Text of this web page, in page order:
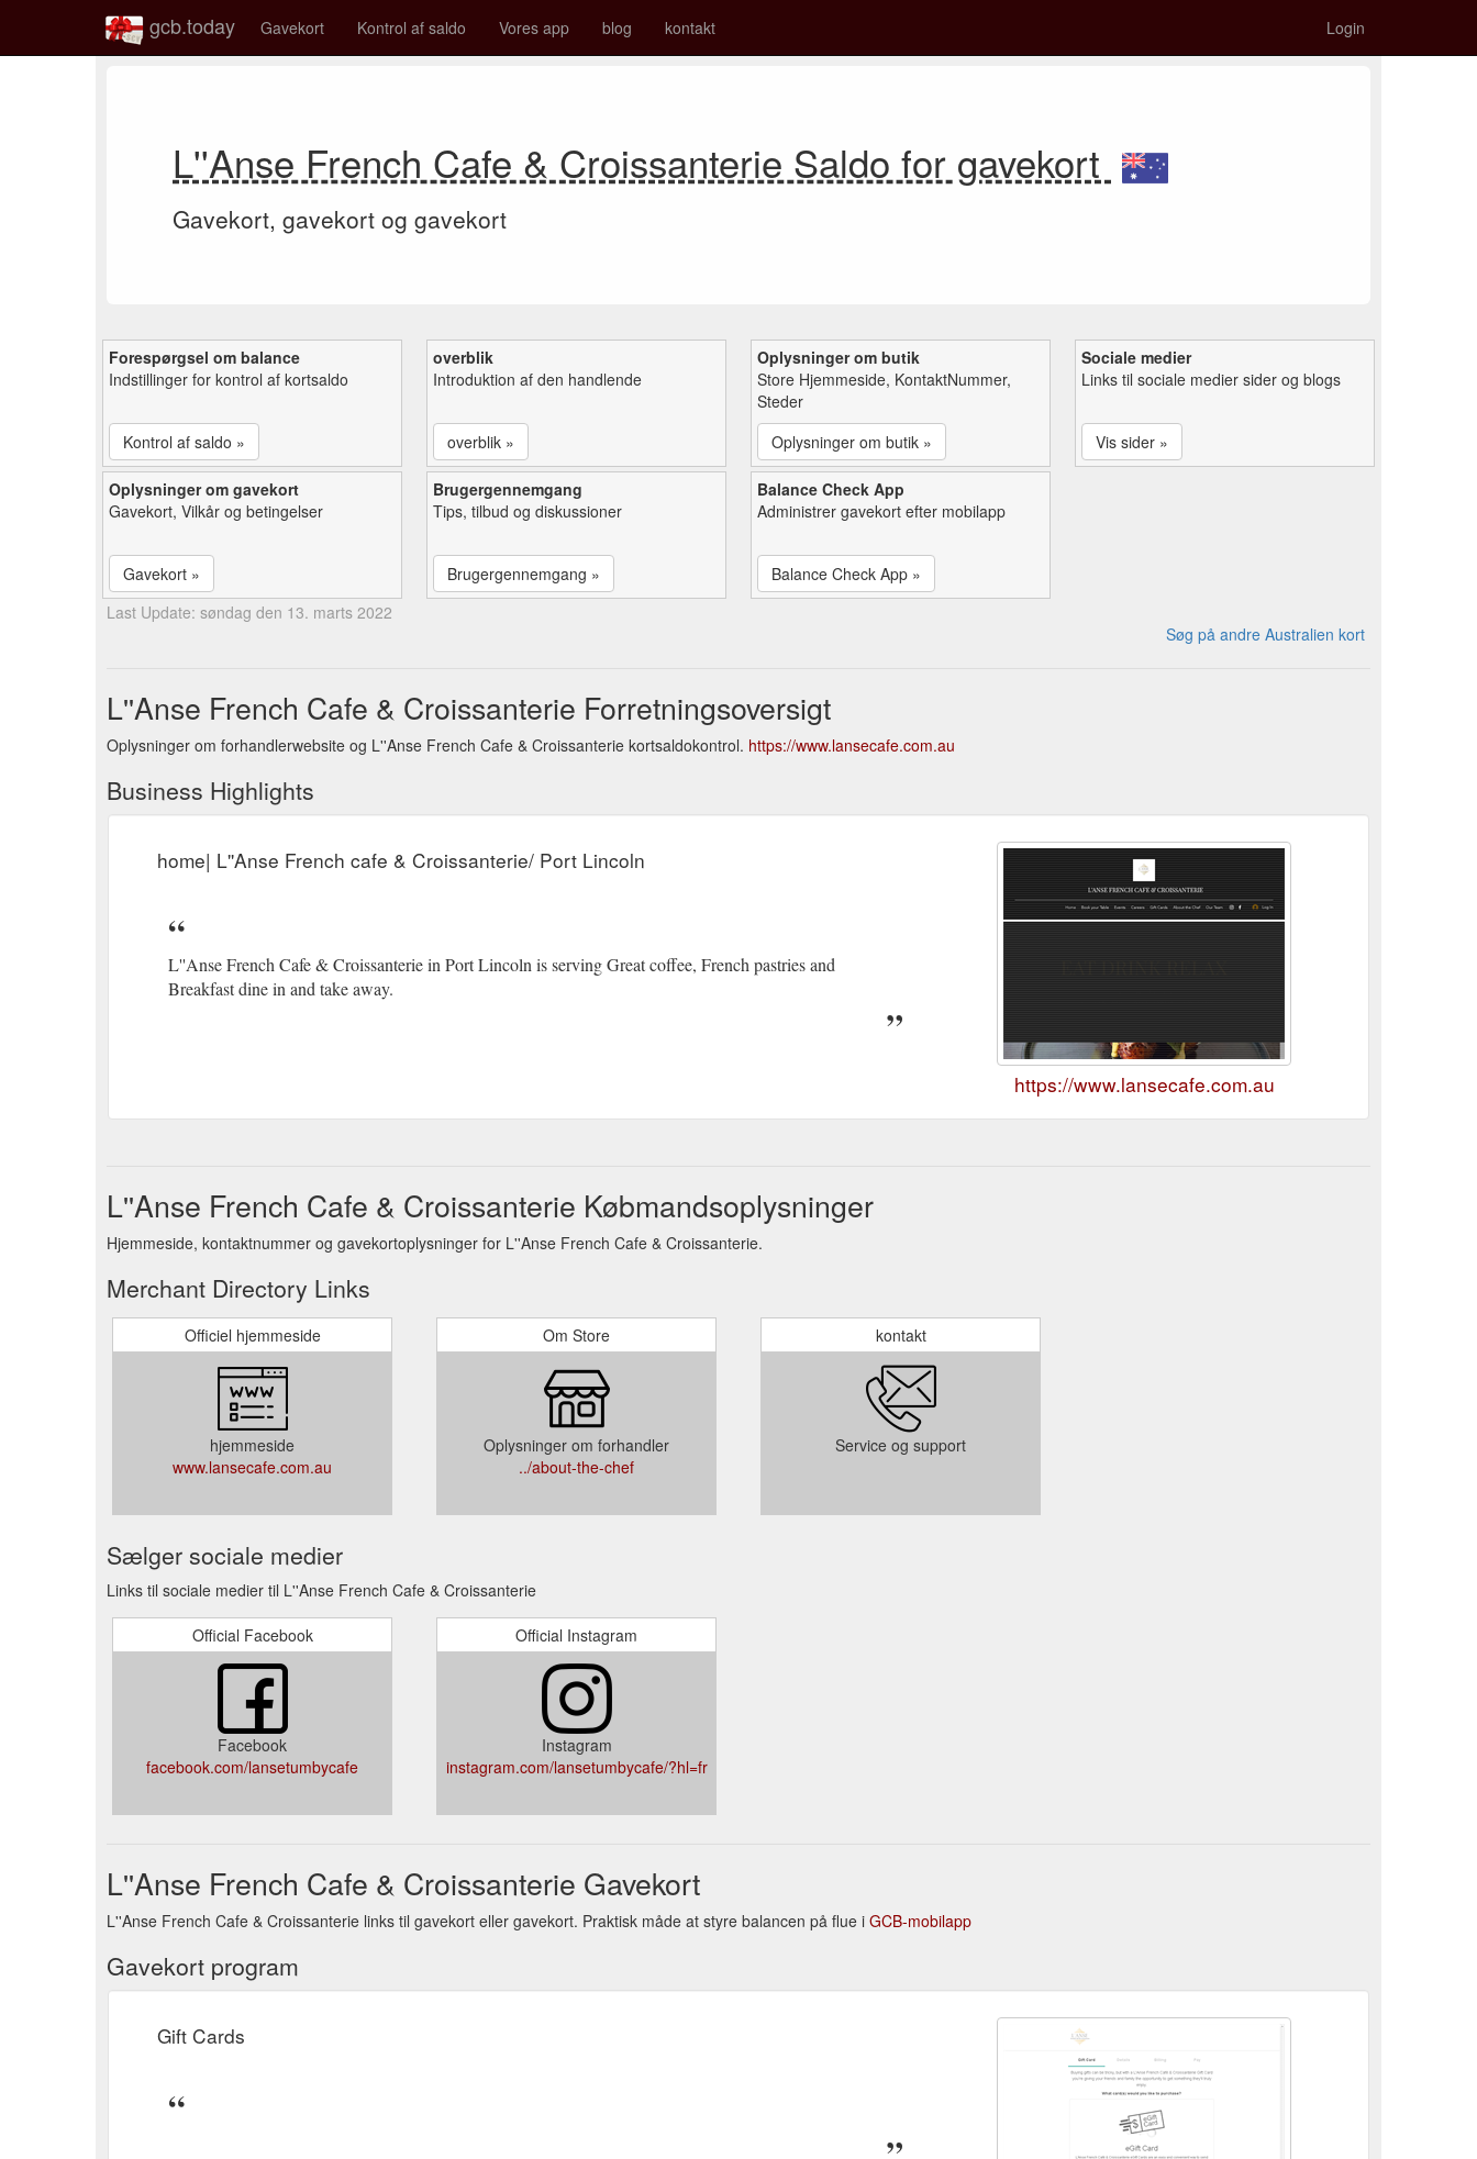
gcb.today Gavekort Kontrol af saldo Vores app blog kontakt Login
L''Anse French Cafe & Croissanterie Saldo for gavekort
Gavekort, gavekort og gavekort
Forespørgsel om balance
Indstillinger for kontrol af kortsaldo
Kontrol af saldo »
overblik
Introduktion af den handlende
overblik »
Oplysninger om butik
Store Hjemmeside, KontaktNummer,
Steder
Oplysninger om butik »
Sociale medier
Links til sociale medier sider og blogs
Vis sider »
Oplysninger om gavekort
Gavekort, Vilkår og betingelser
Gavekort »
Brugergennemgang
Tips, tilbud og diskussioner
Brugergennemgang »
Balance Check App
Administrer gavekort efter mobilapp
Balance Check App »
Last Update: søndag den 13. marts 2022
Søg på andre Australien kort
L''Anse French Cafe & Croissanterie Forretningsoversigt
Oplysninger om forhandlerwebsite og L''Anse French Cafe & Croissanterie kortsaldokontrol. https://www.lansecafe.com.au
Business Highlights
home| L''Anse French cafe & Croissanterie/ Port Lincoln
L''Anse French Cafe & Croissanterie in Port Lincoln is serving Great coffee, French pastries and
Breakfast dine in and take away.
https://www.lansecafe.com.au
L''Anse French Cafe & Croissanterie Købmandsoplysninger
Hjemmeside, kontaktnummer og gavekortoplysninger for L''Anse French Cafe & Croissanterie.
Merchant Directory Links
Officiel hjemmeside
hjemmeside
www.lansecafe.com.au
Om Store
Oplysninger om forhandler
../about-the-chef
kontakt
Service og support
Sælger sociale medier
Links til sociale medier til L''Anse French Cafe & Croissanterie
Official Facebook
Facebook
facebook.com/lansetumbycafe
Official Instagram
Instagram
instagram.com/lansetumbycafe/?hl=fr
L''Anse French Cafe & Croissanterie Gavekort
L''Anse French Cafe & Croissanterie links til gavekort eller gavekort. Praktisk måde at styre balancen på flue i GCB-mobilapp
Gavekort program
Gift Cards